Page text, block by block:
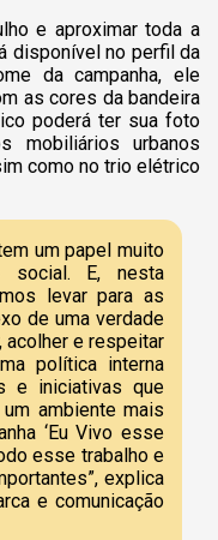
e aproximar toda a
disponível no perfil da
da campanha, ele
as cores da bandeira
poderá ter sua foto
mobiliários urbanos
como no trio elétrico
um papel muito
social. E, nesta
levar para as
de uma verdade
acolher e respeitar
política interna
e iniciativas que
ambiente mais
‘Eu Vivo esse
esse trabalho e
explica
e comunicação